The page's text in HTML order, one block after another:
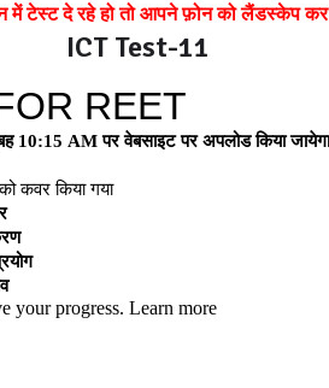
दे रहे हो तो आपने फ़ोन को लैंडस्केप
ICT Test-11